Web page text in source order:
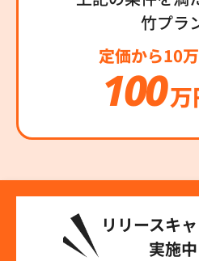
竹プラ
定価から10
100万
リリースキ
実施中